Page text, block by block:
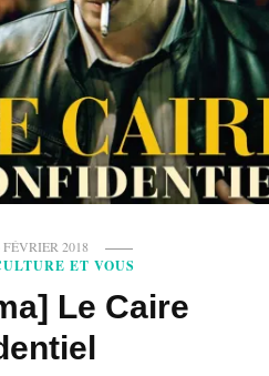
FÉVRIER 2018
ET VOUS
Le Caire